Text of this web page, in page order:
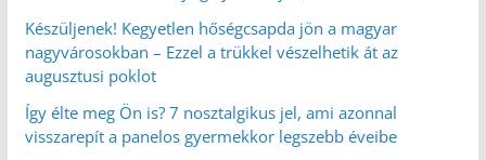
Készüljenek! Kegyetlen hőségcsapda jön a magyar
nagyvárosokban – Ezzel a trükkel vészelhetik át az
augusztusi poklot
Így élte meg Ön is? 7 nosztalgikus jel, ami azonnal
visszarepít a panelos gyermekkor legszebb éveibe